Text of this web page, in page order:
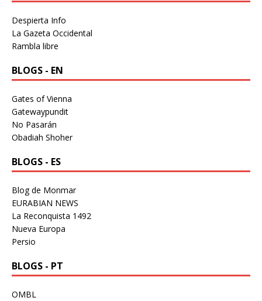
Despierta Info
La Gazeta Occidental
Rambla libre
BLOGS - EN
Gates of Vienna
Gatewaypundit
No Pasarán
Obadiah Shoher
BLOGS - ES
Blog de Monmar
EURABIAN NEWS
La Reconquista 1492
Nueva Europa
Persio
BLOGS - PT
OMBL